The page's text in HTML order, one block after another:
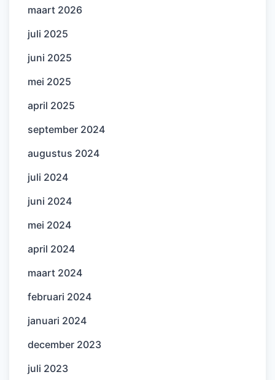
maart 2026
juli 2025
juni 2025
mei 2025
april 2025
september 2024
augustus 2024
juli 2024
juni 2024
mei 2024
april 2024
maart 2024
februari 2024
januari 2024
december 2023
juli 2023